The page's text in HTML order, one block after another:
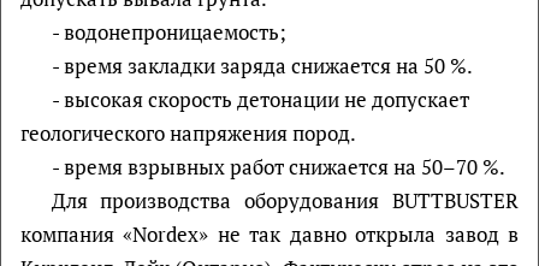
- водонепроницаемость;
- время закладки заряда снижается на 50 %.
- высокая скорость детонации не допускает
геологического напряжения пород.
- время взрывных работ снижается на 50–70 %.
Для производства оборудования BUTTBUSTER
компания «Nordex» не так давно открыла завод в